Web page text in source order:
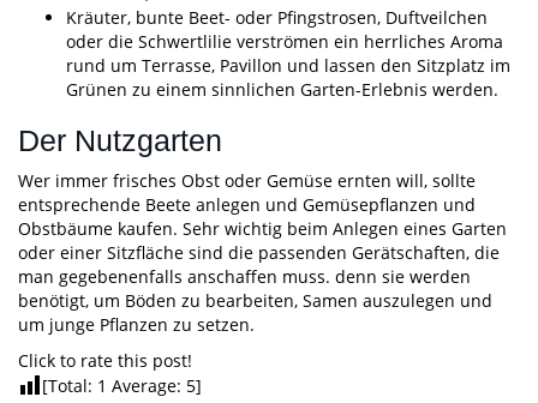
Kräuter, bunte Beet- oder Pfingstrosen, Duftveilchen
oder die Schwertlilie verströmen ein herrliches Aroma
rund um Terrasse, Pavillon und lassen den Sitzplatz im
Grünen zu einem sinnlichen Garten-Erlebnis werden.
Der Nutzgarten
Wer immer frisches Obst oder Gemüse ernten will, sollte
entsprechende Beete anlegen und Gemüsepflanzen und
Obstbäume kaufen. Sehr wichtig beim Anlegen eines Garten
oder einer Sitzfläche sind die passenden Gerätschaften, die
man gegebenenfalls anschaffen muss. denn sie werden
benötigt, um Böden zu bearbeiten, Samen auszulegen und
um junge Pflanzen zu setzen.
Click to rate this post!
[Total: 1 Average: 5]